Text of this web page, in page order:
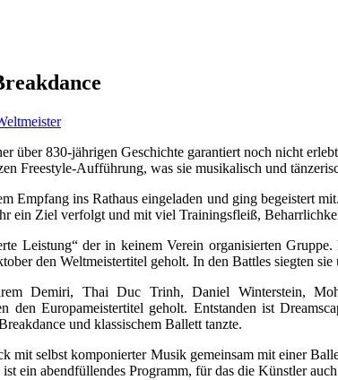
über 830-jährigen Geschichte garantiert noch nicht
Freestyle-Aufführung, was sie musikalisch und
Empfang ins Rathaus eingeladen und ging begeistert
ein Ziel verfolgt und mit viel Trainingsfleiß,
Leistung“ der in keinem Verein organisierten
den Weltmeistertitel geholt. In den Battles siegten
Demiri, Thai Duc Trinh, Daniel Winterstein,
den Europameistertitel geholt. Entstanden ist
und klassischem Ballett tanzte.
mit selbst komponierter Musik gemeinsam mit einer
ein abendfüllendes Programm, für das die Künstler